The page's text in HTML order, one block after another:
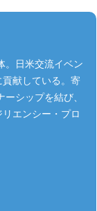
。日米交流イベン
献している。寄
シップを結び、
エンシー・プロ